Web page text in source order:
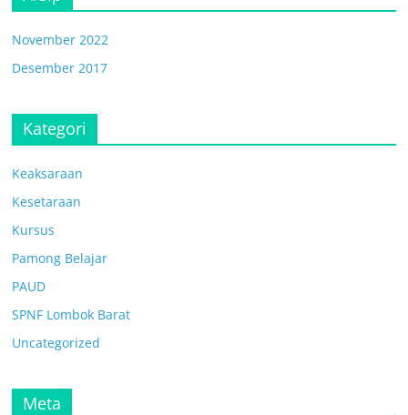
November 2022
Desember 2017
Kategori
Keaksaraan
Kesetaraan
Kursus
Pamong Belajar
PAUD
SPNF Lombok Barat
Uncategorized
Meta